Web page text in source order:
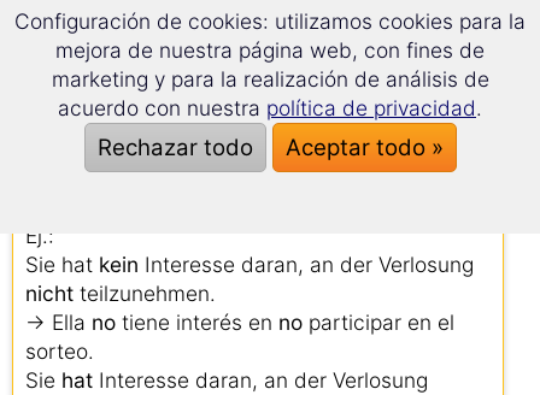
Genitivo
keines keiner keines
keiner
Dativo
keinem keiner keinem keinen
Acusativo
keinen keiner kein keine
Cuidado con la doble negación:
Si niega una declaración dos veces en alemán,
¡se convierte en una oración positiva!
Ej.:
Sie hat kein Interesse daran, an der Verlosung
nicht teilzunehmen.
→ Ella no tiene interés en no participar en el
sorteo.
Sie hat Interesse daran, an der Verlosung
Configuración de cookies: utilizamos cookies para la
mejora de nuestra página web, con fines de
marketing y para la realización de análisis de
acuerdo con nuestra política de privacidad.
Rechazar todo Aceptar todo »